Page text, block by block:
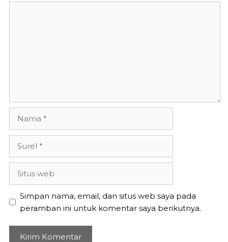
Simpan nama, email, dan situs web saya pada
peramban ini untuk komentar saya berikutnya.